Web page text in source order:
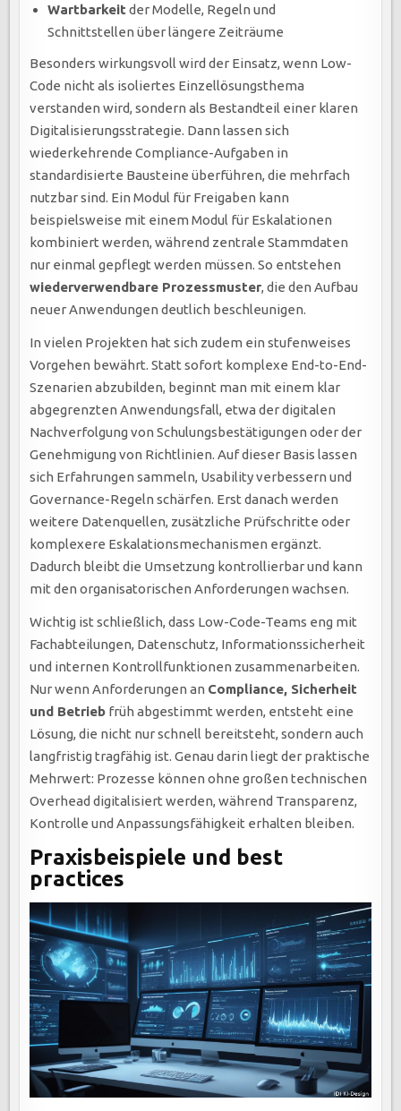
Wartbarkeit der Modelle, Regeln und
Schnittstellen über längere Zeiträume
Besonders wirkungsvoll wird der Einsatz, wenn Low-
Code nicht als isoliertes Einzellösungsthema
verstanden wird, sondern als Bestandteil einer klaren
Digitalisierungsstrategie. Dann lassen sich
wiederkehrende Compliance-Aufgaben in
standardisierte Bausteine überführen, die mehrfach
nutzbar sind. Ein Modul für Freigaben kann
beispielsweise mit einem Modul für Eskalationen
kombiniert werden, während zentrale Stammdaten
nur einmal gepflegt werden müssen. So entstehen
wiederverwendbare Prozessmuster, die den Aufbau
neuer Anwendungen deutlich beschleunigen.
In vielen Projekten hat sich zudem ein stufenweises
Vorgehen bewährt. Statt sofort komplexe End-to-End-
Szenarien abzubilden, beginnt man mit einem klar
abgegrenzten Anwendungsfall, etwa der digitalen
Nachverfolgung von Schulungsbestätigungen oder der
Genehmigung von Richtlinien. Auf dieser Basis lassen
sich Erfahrungen sammeln, Usability verbessern und
Governance-Regeln schärfen. Erst danach werden
weitere Datenquellen, zusätzliche Prüfschritte oder
komplexere Eskalationsmechanismen ergänzt.
Dadurch bleibt die Umsetzung kontrollierbar und kann
mit den organisatorischen Anforderungen wachsen.
Wichtig ist schließlich, dass Low-Code-Teams eng mit
Fachabteilungen, Datenschutz, Informationssicherheit
und internen Kontrollfunktionen zusammenarbeiten.
Nur wenn Anforderungen an Compliance, Sicherheit
und Betrieb früh abgestimmt werden, entsteht eine
Lösung, die nicht nur schnell bereitsteht, sondern auch
langfristig tragfähig ist. Genau darin liegt der praktische
Mehrwert: Prozesse können ohne großen technischen
Overhead digitalisiert werden, während Transparenz,
Kontrolle und Anpassungsfähigkeit erhalten bleiben.
Praxisbeispiele und best
practices